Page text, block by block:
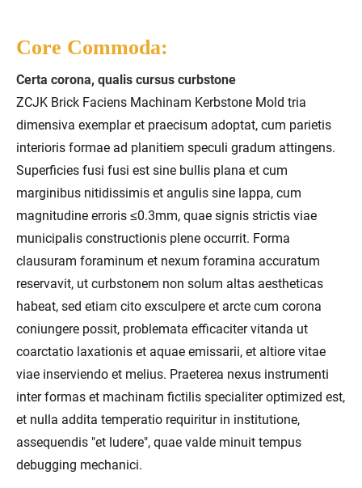
Core Commoda:
Certa corona, qualis cursus curbstone
ZCJK Brick Faciens Machinam Kerbstone Mold tria
dimensiva exemplar et praecisum adoptat, cum parietis
interioris formae ad planitiem speculi gradum attingens.
Superficies fusi fusi est sine bullis plana et cum
marginibus nitidissimis et angulis sine lappa, cum
magnitudine erroris ≤0.3mm, quae signis strictis viae
municipalis constructionis plene occurrit. Forma
clausuram foraminum et nexum foramina accuratum
reservavit, ut curbstonem non solum altas aestheticas
habeat, sed etiam cito exsculpere et arcte cum corona
coniungere possit, problemata efficaciter vitanda ut
coarctatio laxationis et aquae emissarii, et altiore vitae
viae inserviendo et melius. Praeterea nexus instrumenti
inter formas et machinam fictilis specialiter optimized est,
et nulla addita temperatio requiritur in institutione,
assequendis "et ludere", quae valde minuit tempus
debugging mechanici.